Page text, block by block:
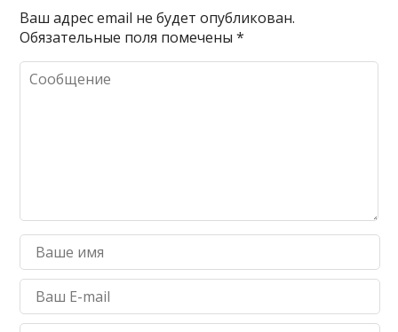
Ваш адрес email не будет опубликован.
Обязательные поля помечены*